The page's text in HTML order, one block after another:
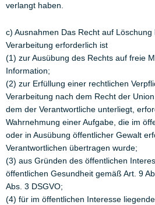
verlangt haben.
c) Ausnahmen Das Recht auf
Verarbeitung erforderlich ist
(1) zur Ausübung des Rechts auf freie
Information;
(2) zur Erfüllung einer rechtlichen
Verarbeitung nach dem Recht der
dem der Verantwortliche unterliegt,
Wahrnehmung einer Aufgabe, die im
oder in Ausübung öffentlicher Gewalt
Verantwortlichen übertragen wurde;
(3) aus Gründen des öffentlichen
öffentlichen Gesundheit gemäß Art. 9
Abs. 3 DSGVO;
(4) für im öffentlichen Interesse liegende